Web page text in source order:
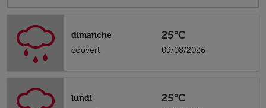
dimanche
couvert
25°C
09/08/2026
lundi
25°C